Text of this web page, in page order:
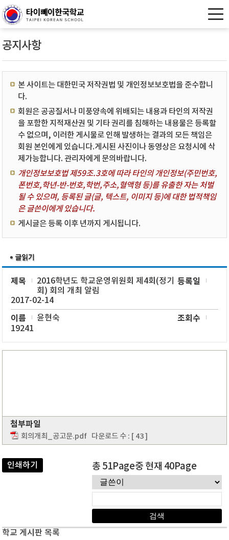
공지사항
본 사이트는 대한민국 저작권법 및 개인정보보호법을 준수합니
다.
회원은 공공질서나 미풍양속에 위배되는 내용과 타인의 저작권
을 포함한 지적재산권 및 기타 권리를 침해하는 내용물은 등록할
수 없으며, 이러한 게시물로 인해 발생하는 결과의 모든 책임은
회원 본인에게 있습니다.게시된 사진이나 동영상은 요청시에 삭
제가능합니다. 관리자에게 문의바랍니다.
개인정보보호법 제59조.3호에 따라 타인의 개인정보(주민번호,
폰번호,학년-반-번호,학번,주소,혈액형 등)를 유출한 자는 처벌
될 수 있으며, 등록된 글(글, 텍스트, 이미지 등)에 대한 법적책임
은 글쓴이에게 있습니다.
게시글은 등록 이후 년까지 게시됩니다.
제목
2016학년도 학교운영위원회 제4회(정기
회) 회의 개최 알림
등록일
2017-02-14
이름 윤현숙 조회수
19241
첨부파일
회의개최_공고문.pdf 다운로드 수 : [ 43 ]
인쇄하기 총 51Page중 현재 40Page
학교 게시판 목록